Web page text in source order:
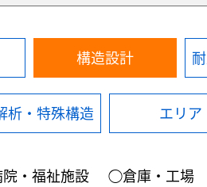
構造設計
析・特殊構造 エリア
・福祉施設
◯倉庫・工場